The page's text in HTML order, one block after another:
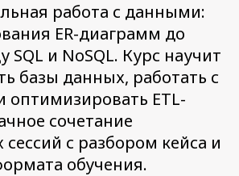
работа с данными:
ER-диаграмм до
и NoSQL. Курс научит
базы данных, работать с
оптимизировать ETL-
сочетание
сессий с разбором кейса и
обучения.